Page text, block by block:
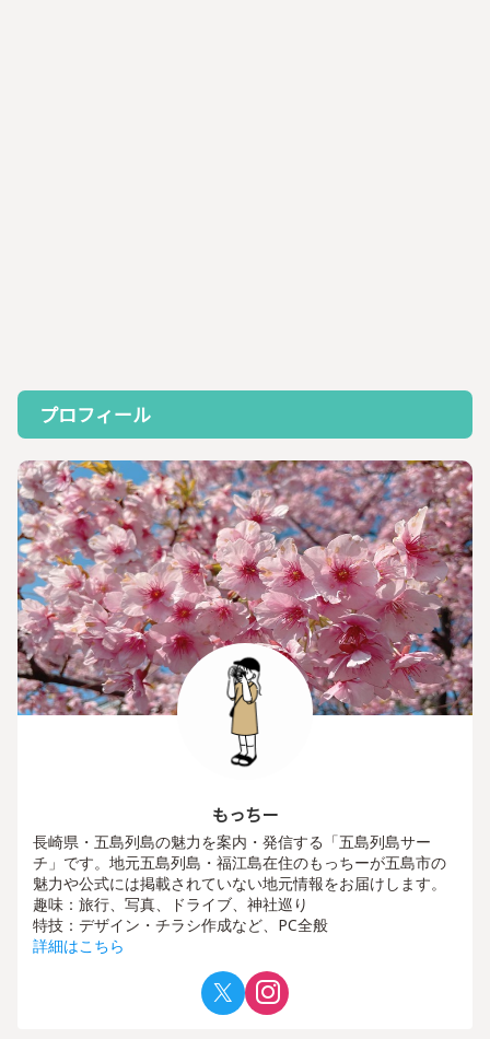
プロフィール
もっちー
長崎県・五島列島の魅力を案内・発信する「五島列島サー
チ」です。地元五島列島・福江島在住のもっちーが五島市の
魅力や公式には掲載されていない地元情報をお届けします。
趣味：旅行、写真、ドライブ、神社巡り
特技：デザイン・チラシ作成など、PC全般
詳細はこちら